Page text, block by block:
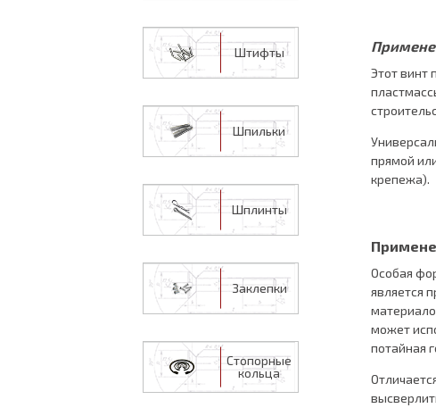
Штифты
Шпильки
Шплинты
Заклепки
Стопорные
кольца
Этот винт
прямой
крепежа).
Особая
является
может
потайная